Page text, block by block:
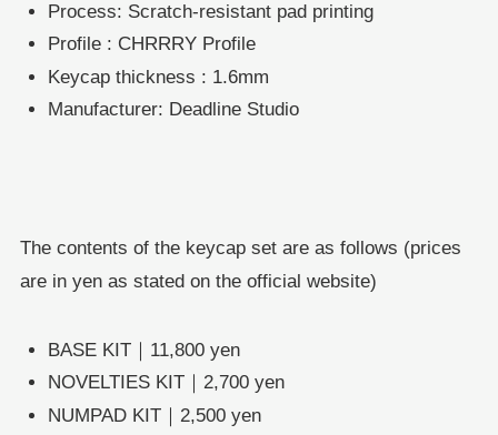
Process: Scratch-resistant pad printing
Profile : CHRRRY Profile
Keycap thickness : 1.6mm
Manufacturer: Deadline Studio
The contents of the keycap set are as follows (prices
are in yen as stated on the official website)
BASE KIT｜11,800 yen
NOVELTIES KIT｜2,700 yen
NUMPAD KIT｜2,500 yen